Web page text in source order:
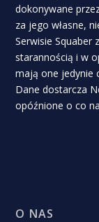
dokonywane
za jego własne,
Serwisie Squaber
starannością i w
mają one jedynie
Dane dostarcza
opóźnione o co
O NAS